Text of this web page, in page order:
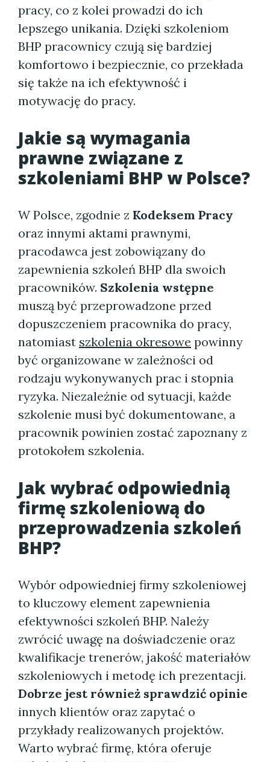
pracy, co z kolei prowadzi do ich
lepszego unikania. Dzięki szkoleniom
BHP pracownicy czują się bardziej
komfortowo i bezpiecznie, co przekłada
się także na ich efektywność i
motywację do pracy.
Jakie są wymagania
prawne związane z
szkoleniami BHP w Polsce?
W Polsce, zgodnie z Kodeksem Pracy
oraz innymi aktami prawnymi,
pracodawca jest zobowiązany do
zapewnienia szkoleń BHP dla swoich
pracowników. Szkolenia wstępne
muszą być przeprowadzone przed
dopuszczeniem pracownika do pracy,
natomiast szkolenia okresowe powinny
być organizowane w zależności od
rodzaju wykonywanych prac i stopnia
ryzyka. Niezależnie od sytuacji, każde
szkolenie musi być dokumentowane, a
pracownik powinien zostać zapoznany z
protokołem szkolenia.
Jak wybrać odpowiednią
firmę szkoleniową do
przeprowadzenia szkoleń
BHP?
Wybór odpowiedniej firmy szkoleniowej
to kluczowy element zapewnienia
efektywności szkoleń BHP. Należy
zwrócić uwagę na doświadczenie oraz
kwalifikacje trenerów, jakość materiałów
szkoleniowych i metodę ich prezentacji.
Dobrze jest również sprawdzić opinie
innych klientów oraz zapytać o
przykłady realizowanych projektów.
Warto wybrać firmę, która oferuje